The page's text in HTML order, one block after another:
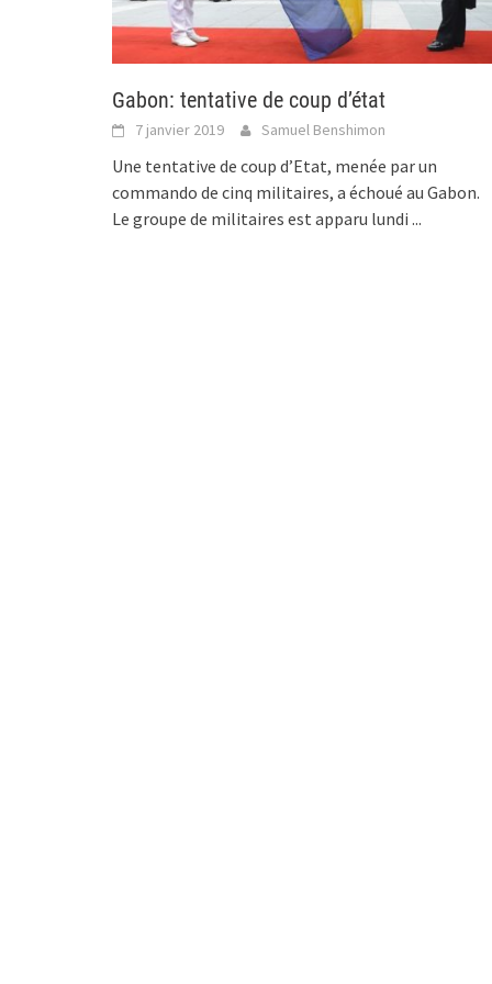
Gabon: tentative de coup d’état
7 janvier 2019 Samuel Benshimon
Une tentative de coup d’Etat, menée par un
commando de cinq militaires, a échoué au Gabon.
Le groupe de militaires est apparu lundi ...